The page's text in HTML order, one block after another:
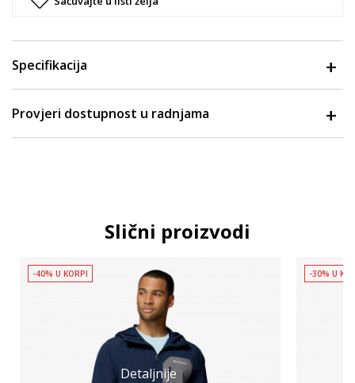
Specifikacija
Provjeri dostupnost u radnjama
Slični proizvodi
Detaljnije
-40% U KORPI -30% U